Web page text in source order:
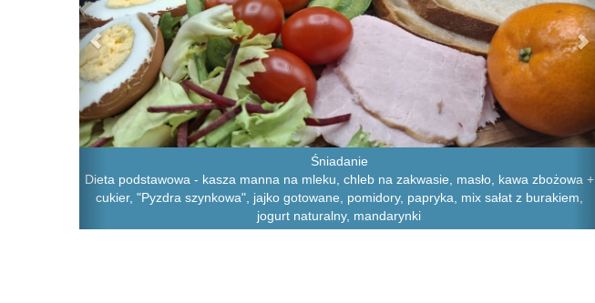
Śniadanie
Dieta podstawowa - kasza manna na mleku, chleb na zakwasie, masło, kawa zbożowa +
cukier, "Pyzdra szynkowa", jajko gotowane, pomidory, papryka, mix sałat z burakiem,
jogurt naturalny, mandarynki